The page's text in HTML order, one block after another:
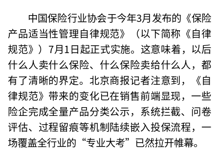
中国保险行业协会于今年3月发布的《保险
产品适当性管理自律规范》（以下简称《自律
规范》）7月1日起正式实施。这意味着，以后
什么人卖什么保险、什么保险卖给什么人，都
有了清晰的界定。北京商报记者注意到，《自
律规范》带来的变化已在销售前端显现，一些
险企完成全量产品分类公示，系统拦截、问卷
评估、过程留痕等机制陆续嵌入投保流程，一
场覆盖全行业的“专业大考”已然拉开帷幕。